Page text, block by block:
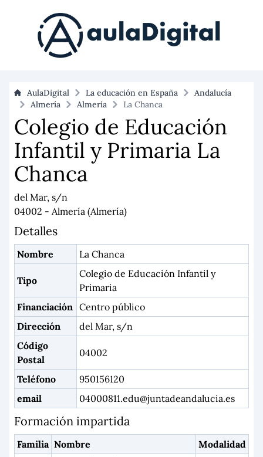
AulaDigital La educación en España
Andalucía
Almería
Almería La Chanca
Colegio de Educación
Infantil y Primaria La
Chanca
del Mar, s/n
04002 - Almería (Almería)
Detalles
Nombre La Chanca
Tipo
Colegio de Educación Infantil y
Primaria
Financiación Centro público
Dirección
del Mar, s/n
Código
Postal
04002
Teléfono
950156120
email
04000811.edu@juntadeandalucia.es
Formación impartida
Familia Nombre
Modalidad